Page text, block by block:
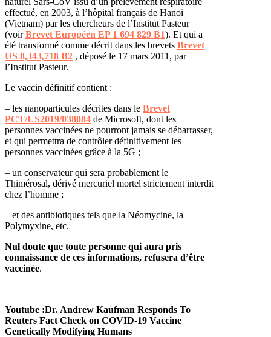
effectué, en 2003, à l’hôpital français de Hanoi
(Vietnam) par les chercheurs de l’Institut Pasteur
(voirBrevet Européen EP 1 694 829 B1). Et qui a
été transformé comme décrit dans les brevets Brevet
US 8,343,718 B2 , déposé le 17 mars 2011, par
l’Institut Pasteur.
Le vaccin définitif contient :
– les nanoparticules décrites dans le Brevet
PCT/US2019/038084 de Microsoft, dont les
personnes vaccinées ne pourront jamais se débarrasser,
et qui permettra de contrôler définitivement les
personnes vaccinées grâce à la 5G ;
– un conservateur qui sera probablement le
Thimérosal, dérivé mercuriel mortel strictement interdit
chez l’homme ;
– et des antibiotiques tels que la Néomycine, la
Polymyxine, etc.
Nul doute que toute personne qui aura pris
connaissance de ces informations, refusera d’être
vaccinée.
Youtube :Dr. Andrew Kaufman Responds To
Reuters Fact Check on COVID-19 Vaccine
Genetically Modifying Humans